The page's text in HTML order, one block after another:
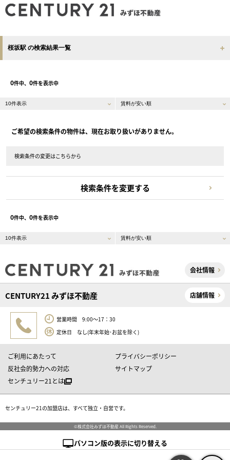
桜坂駅 の検索結果一覧
0件中、 0件を表示中
ご希望の検索条件の物件は、現在お取り扱いがありません。
検索条件の変更はこちらから
検索条件を変更する
0件中、 0件を表示中
会社情報
CENTURY21 みずほ不動産 店舗情報
営業時間 9:00～17：30
定休日 なし(年末年始･お盆を除く)
ご利用にあたって
プライバシーポリシー
反社会的勢力への対応
サイトマップ
センチュリー21とは
センチュリー21の加盟店は、すべて独立・自営です。
©株式会社みずほ不動産 All Rights Reserved.
パソコン版の表示に切り替える